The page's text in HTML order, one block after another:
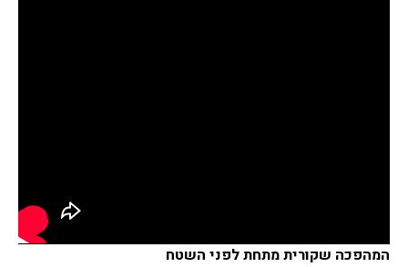
המהפכה שקורית מתחת לפני השטח